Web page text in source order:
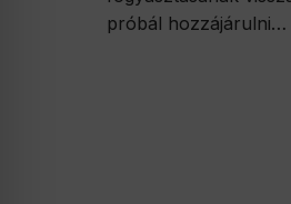
próbál hozzájárulni…